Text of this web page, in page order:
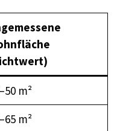
m²
m²